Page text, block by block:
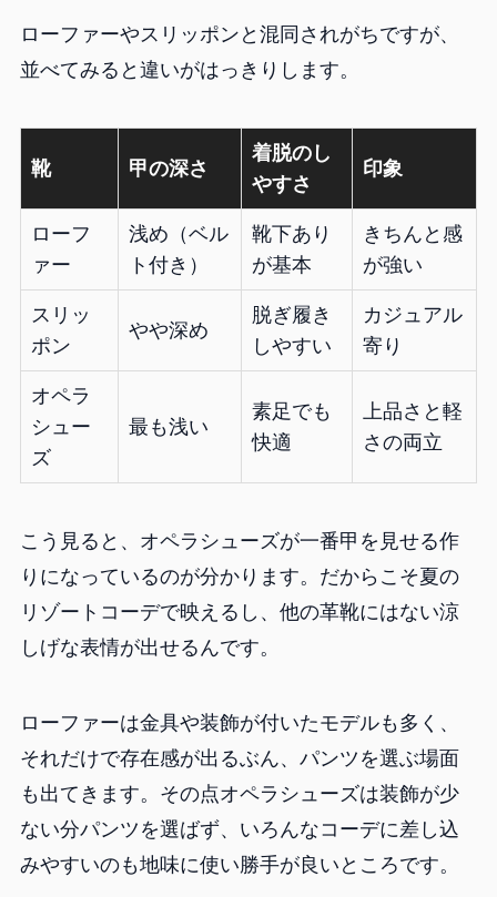
ローファーやスリッポンと混同されがちですが、
並べてみると違いがはっきりします。
靴 甲の深さ
着脱のし
やすさ
印象
ローフ
ァー
浅め（ベル
ト付き）
靴下あり
が基本
きちんと感
が強い
スリッ
ポン
やや深め
脱ぎ履き
しやすい
カジュアル
寄り
オペラ
シュー
ズ
最も浅い
素足でも
快適
上品さと軽
さの両立
こう見ると、オペラシューズが一番甲を見せる作
りになっているのが分かります。だからこそ夏の
リゾートコーデで映えるし、他の革靴にはない涼
しげな表情が出せるんです。
ローファーは金具や装飾が付いたモデルも多く、
それだけで存在感が出るぶん、パンツを選ぶ場面
も出てきます。その点オペラシューズは装飾が少
ない分パンツを選ばず、いろんなコーデに差し込
みやすいのも地味に使い勝手が良いところです。